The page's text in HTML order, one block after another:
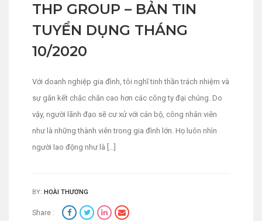
THP GROUP – BẢN TIN
TUYỂN DỤNG THÁNG
10/2020
Với doanh nghiệp gia đình, tôi nghĩ tinh thần trách nhiệm và
sự gắn kết chắc chắn cao hơn các công ty đại chúng. Do
vậy, người lãnh đạo sẽ cư xử với cán bộ, công nhân viên
như là những thành viên trong gia đình lớn. Họ luôn nhìn
người lao động như là […]
BY: HOÀI THƯƠNG
Share :